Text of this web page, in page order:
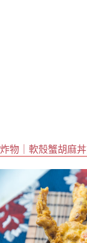
炸物｜軟殼蟹胡麻丼